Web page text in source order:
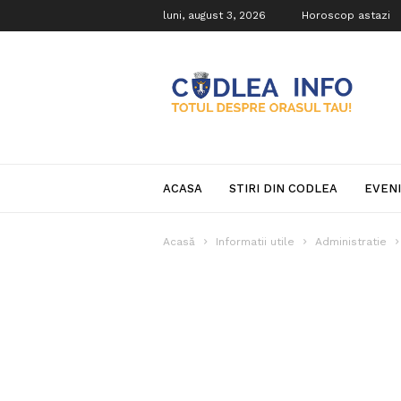
luni, august 3, 2026 Horoscop astazi
Info
ACASA STIRI DIN CODLEA
Acasă Informatii utile Administratie